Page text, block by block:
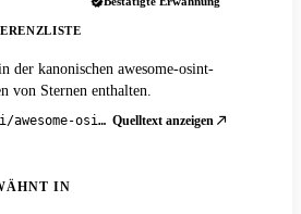
der kanonischen awesome-osint-
von Sternen enthalten.
github.com/jivoi/awesome-osint Quelltext anzeigen
IN